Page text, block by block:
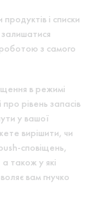
і списки
з самого
в режимі
рівень запасів
у вашої
вирішити, чи
сповіщень,
також у які
вам гнучко